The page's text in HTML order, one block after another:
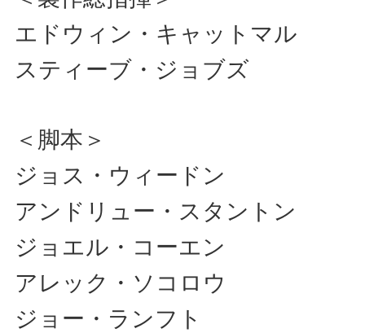
エドウィン・キャットマル
スティーブ・ジョブズ
＜脚本＞
ジョス・ウィードン
アンドリュー・スタントン
ジョエル・コーエン
アレック・ソコロウ
ジョー・ランフト